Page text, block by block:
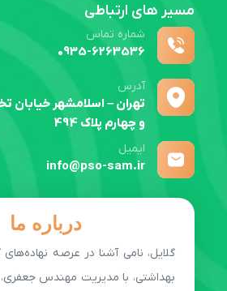
درباره ما
گلایل، نامی آشنا در عرصه
بهداشتی، با مدیریت مهندس
مسیر های ارتباطی
شماره تماس
0935-6263536
آدرس
تهران – اسلامشهر خیابان
و چهارم پلاک 494
ایمیل
info@pso-sam.ir